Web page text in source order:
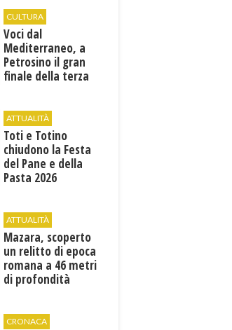
CULTURA
Voci dal
Mediterraneo, a
Petrosino il gran
finale della terza
ATTUALITÀ
Toti e Totino
chiudono la Festa
del Pane e della
Pasta 2026
ATTUALITÀ
Mazara, scoperto
un relitto di epoca
romana a 46 metri
di profondità
CRONACA